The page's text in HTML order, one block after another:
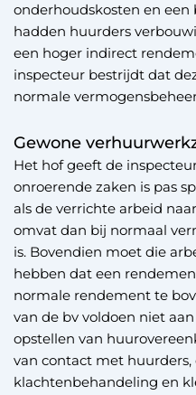
onderhoudskosten en
hadden huurders
een hoger indirect
inspecteur bestrijdt dat
normale
Gewone
Het hof geeft de
onroerende zaken is pas
als de verrichte arbeid
omvat dan bij normaal
is. Bovendien moet die
hebben dat een
normale rendement te
van de bv voldoen niet
opstellen van
van contact met
klachtenbehandeling en